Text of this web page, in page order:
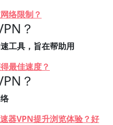
络限制？
？
工具，旨在帮助用
最佳速度？
？
器VPN提升浏览体验？好